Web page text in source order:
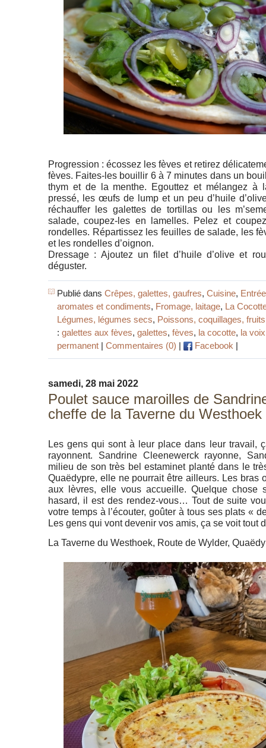
Progression : écossez les fèves et retirez
fèves. Faites-les bouillir 6 à 7 minutes dans un
thym et de la menthe. Egouttez et mélangez à
pressé, les œufs de lump et un peu d’huile
réchauffer les galettes de tortillas ou les
salade, coupez-les en lamelles. Pelez et
rondelles. Répartissez les feuilles de salade, les
et les rondelles d’oignon.
Dressage : Ajoutez un filet d’huile d’olive et
déguster.
Publié dans Crêpes, galettes, gaufres, Cuisine,
aromates et condiments, Fromage, laitage, La
Légumes, légumes secs, Poissons, coquillages,
: galettes aux fèves, galettes, fèves, la cocotte, la
permanent | Commentaires (0) | Facebook |
samedi, 28 mai 2022
Poulet sauce maroilles de
cheffe de la Taverne du
Les gens qui sont à leur place dans leur travail,
rayonnent. Sandrine Cleenewerck rayonne,
milieu de son très bel estaminet planté dans le
Quaëdypre, elle ne pourrait être ailleurs. Les bras
aux lèvres, elle vous accueille. Quelque chose
hasard, il est des rendez-vous… Tout de suite
votre temps à l’écouter, goûter à tous ses plats «
Les gens qui vont devenir vos amis, ça se voit tout
La Taverne du Westhoek, Route de Wylder,